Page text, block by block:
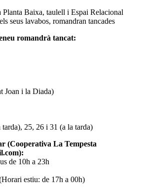
Planta Baixa, taulell i Espai Relacional
seus lavabos, romandran tancades
romandrà tancat:
Joan i la Diada)
25, 26 i 31 (a la tarda)
(Cooperativa La Tempesta
de 10h a 23h
estiu: de 17h a 00h)